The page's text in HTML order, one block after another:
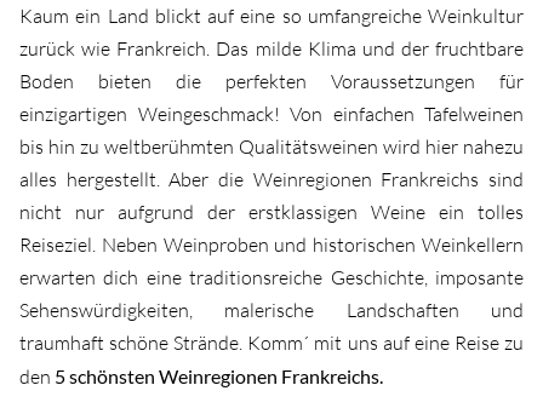
Kaum ein Land blickt auf eine so umfangreiche Weinkultur
zurück wie Frankreich. Das milde Klima und der fruchtbare
Boden bieten die perfekten Voraussetzungen für
einzigartigen Weingeschmack! Von einfachen Tafelweinen
bis hin zu weltberühmten Qualitätsweinen wird hier nahezu
alles hergestellt. Aber die Weinregionen Frankreichs sind
nicht nur aufgrund der erstklassigen Weine ein tolles
Reiseziel. Neben Weinproben und historischen Weinkellern
erwarten dich eine traditionsreiche Geschichte, imposante
Sehenswürdigkeiten, malerische Landschaften und
traumhaft schöne Strände. Komm´ mit uns auf eine Reise zu
den 5 schönsten Weinregionen Frankreichs.